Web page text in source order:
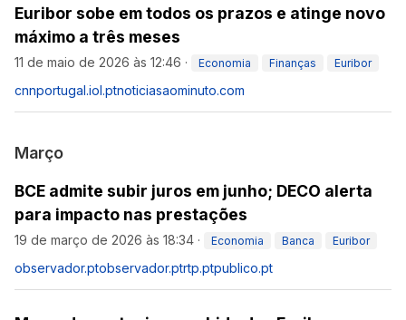
Euribor sobe em todos os prazos e atinge novo
máximo a três meses
11 de maio de 2026 às 12:46 · Economia Finanças Euribor
cnnportugal.iol.ptnoticiasaominuto.com
Março
BCE admite subir juros em junho; DECO alerta
para impacto nas prestações
19 de março de 2026 às 18:34 · Economia Banca Euribor
observador.ptobservador.ptrtp.ptpublico.pt